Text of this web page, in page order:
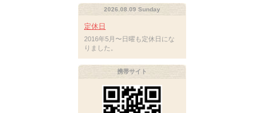
2026.08.09 Sunday
定休日
2016年5月〜日曜も定休日にな
りました。
携帯サイト